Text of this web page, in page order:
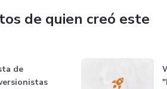
de quien creó este
de